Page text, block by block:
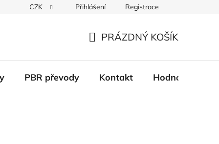
Věrnostní systém Moje objednávka
CZK Přihlášení Registrace
KOŠÍK
PRÁZDNÝ KOŠÍK
PBR převody Kontakt Hodnocení